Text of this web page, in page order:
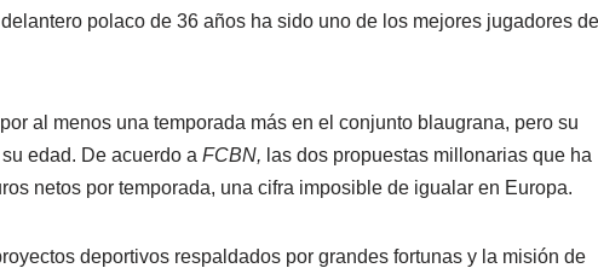
polaco de 36 años ha sido uno de los mejores jugadores de
al menos una temporada más en el conjunto blaugrana, pero su
edad. De acuerdo a FCBN, las dos propuestas millonarias que ha
netos por temporada, una cifra imposible de igualar en Europa.
deportivos respaldados por grandes fortunas y la misión de